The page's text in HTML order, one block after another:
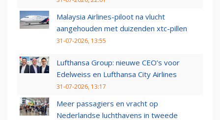
Malaysia Airlines-piloot na vlucht
aangehouden met duizenden xtc-pillen
31-07-2026, 13:55
Lufthansa Group: nieuwe CEO’s voor
Edelweiss en Lufthansa City Airlines
31-07-2026, 13:17
Meer passagiers en vracht op
Nederlandse luchthavens in tweede